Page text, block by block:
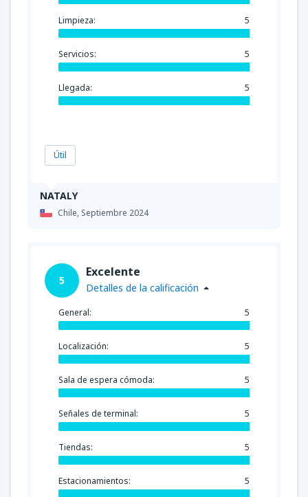
NATALY
Chile, Septiembre 2024
Limpieza: 5
Servicios: 5
Llegada: 5
Útil
5
Excelente
Detalles de la calificación
General: 5
Localización: 5
Sala de espera cómoda: 5
Señales de terminal: 5
Tiendas: 5
Estacionamientos: 5